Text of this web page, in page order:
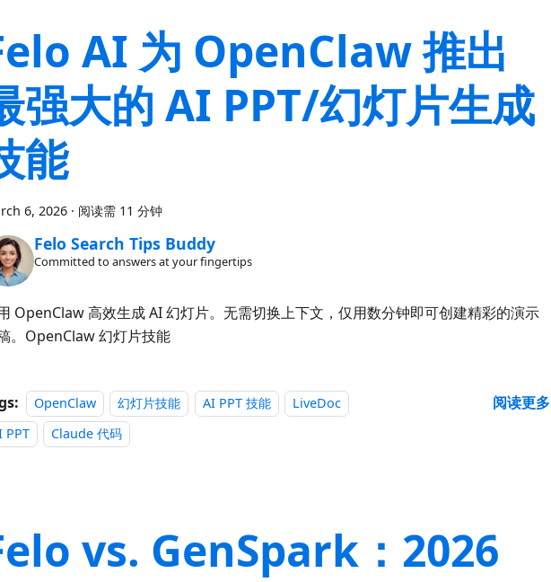
AI 为 OpenClaw 推出
强大的 AI PPT/幻灯片生成
能
6, 2026 · 阅读需 11 分钟
Felo Search Tips Buddy
Committed to answers at your fingertips
OpenClaw 高效生成 AI 幻灯片。无需切换上下文，仅用数分钟即可创建精彩的演示
。OpenClaw 幻灯片技能
OpenClaw 幻灯片技能 AI PPT 技能
LiveDoc
PPT
Claude 代码
阅读更多
vs. GenSpark：2026